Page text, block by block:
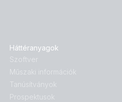
Háttéranyagok
Szoftver
Műszaki információk
Tanúsítványok
Prospektusok